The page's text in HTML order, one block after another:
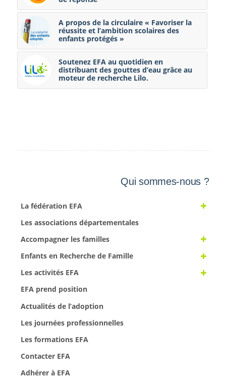
A propos de la circulaire « Favoriser la
réussite et l’ambition scolaires des
enfants protégés »
Soutenez EFA au quotidien en
distribuant des gouttes d’eau grâce au
moteur de recherche Lilo.
Qui sommes-nous ?
La fédération EFA
Les associations départementales
Accompagner les familles
Enfants en Recherche de Famille
Les activités EFA
EFA prend position
Actualités de l’adoption
Les journées professionnelles
Les formations EFA
Contacter EFA
Adhérer à EFA